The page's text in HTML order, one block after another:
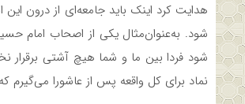
هدایت کرد اینک باید جامعه‌ای از درون
شود. به‌عنوان‌مثال یکی از اصحاب امام
شود فردا بین ما و شما هیچ آشتی برقرار
نماد برای کل واقعه پس از عاشورا